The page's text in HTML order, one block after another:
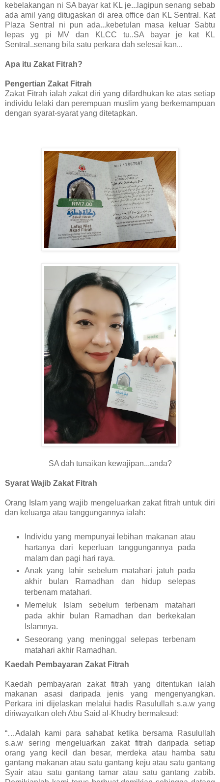
kebelakangan ni SA bayar kat KL je...lagipun senang sebab
ada amil yang ditugaskan di area office dan KL Sentral. Kat
Plaza Sentral ni pun ada...kebetulan masa keluar Sabtu
lepas yg pi MV dan KLCC tu..SA bayar je kat KL
Sentral..senang bila satu perkara dah selesai kan...
Apa itu Zakat Fitrah?
Pengertian Zakat Fitrah
Zakat Fitrah ialah zakat diri yang difardhukan ke atas setiap
individu lelaki dan perempuan muslim yang berkemampuan
dengan syarat-syarat yang ditetapkan.
SA dah tunaikan kewajipan...anda?
Syarat Wajib Zakat Fitrah
Orang Islam yang wajib mengeluarkan zakat fitrah untuk diri
dan keluarga atau tanggungannya ialah:
Individu yang mempunyai lebihan makanan atau
hartanya dari keperluan tanggungannya pada
malam dan pagi hari raya.
Anak yang lahir sebelum matahari jatuh pada
akhir bulan Ramadhan dan hidup selepas
terbenam matahari.
Memeluk Islam sebelum terbenam matahari
pada akhir bulan Ramadhan dan berkekalan
Islamnya.
Seseorang yang meninggal selepas terbenam
matahari akhir Ramadhan.
Kaedah Pembayaran Zakat Fitrah
Kaedah pembayaran zakat fitrah yang ditentukan ialah
makanan asasi daripada jenis yang mengenyangkan.
Perkara ini dijelaskan melalui hadis Rasulullah s.a.w yang
diriwayatkan oleh Abu Said al-Khudry bermaksud:
“…Adalah kami para sahabat ketika bersama Rasulullah
s.a.w sering mengeluarkan zakat fitrah daripada setiap
orang yang kecil dan besar, merdeka atau hamba satu
gantang makanan atau satu gantang keju atau satu gantang
Syair atau satu gantang tamar atau satu gantang zabib.